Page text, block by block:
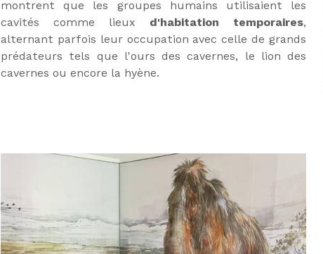
montrent que les groupes humains utilisaient les
cavités comme lieux d'habitation temporaires,
alternant parfois leur occupation avec celle de grands
prédateurs tels que l'ours des cavernes, le lion des
cavernes ou encore la hyène.